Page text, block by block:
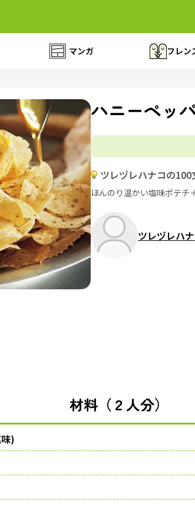
マンガ フレン
ハニーペッ
ツレヅレハナコの
ほんのり温かい塩味ポテチ
ツレヅレハ
材料（２人分）
)